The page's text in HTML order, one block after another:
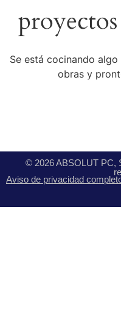
Se está cocinando
obras y
© 2026 ABSOLUT PC,
Aviso de privacidad